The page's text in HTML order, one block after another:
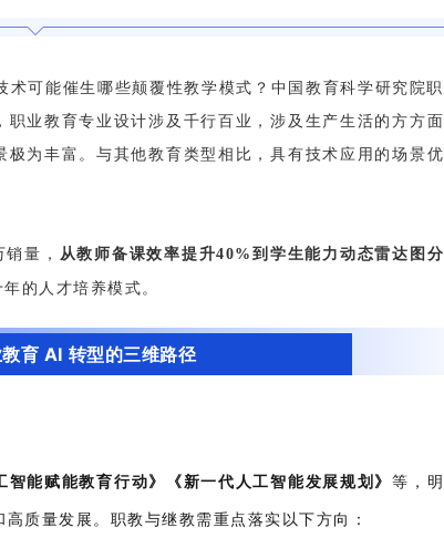
可能催生哪些颠覆性教学模式？中国教育科学研究院职
业教育专业设计涉及千行百业，涉及生产生活的方方面
为丰富。与其他教育类型相比，具有技术应用的场景优
量， 从教师备课效率提升40%到学生能力动态雷达图分
的人才培养模式。
育 AI 转型的三维路径
智能赋能教育行动》《新一代人工智能发展规划》等，明
质量发展。职教与继教需重点落实以下方向：